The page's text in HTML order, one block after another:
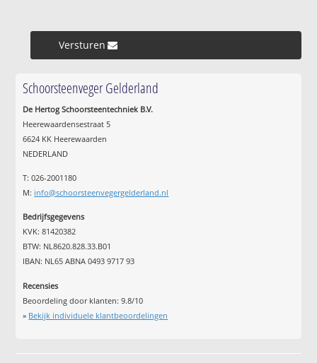
Versturen »
Schoorsteenveger Gelderland
De Hertog Schoorsteentechniek B.V.
Heerewaardensestraat 5
6624 KK Heerewaarden
NEDERLAND
T: 026-2001180
M: info@schoorsteenvegergelderland.nl
Bedrijfsgegevens
KVK: 81420382
BTW: NL8620.828.33.B01
IBAN: NL65 ABNA 0493 9717 93
Recensies
Beoordeling door klanten:9.8/10
» Bekijk individuele klantbeoordelingen